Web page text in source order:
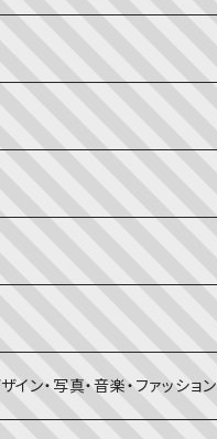
版
ップル（2・3歳～）
わい絵本
ことば
ア
イン・写真・音楽・ファッション